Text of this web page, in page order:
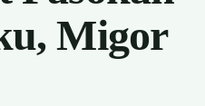
Migor